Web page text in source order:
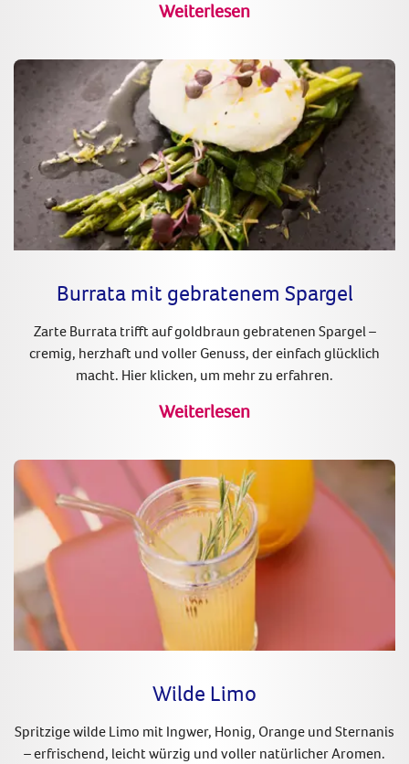
Weiterlesen
Burrata mit gebratenem Spargel
Zarte Burrata trifft auf goldbraun gebratenen Spargel –
cremig, herzhaft und voller Genuss, der einfach glücklich
macht. Hier klicken, um mehr zu erfahren.
Weiterlesen
Wilde Limo
Spritzige wilde Limo mit Ingwer, Honig, Orange und Sternanis
– erfrischend, leicht würzig und voller natürlicher Aromen.